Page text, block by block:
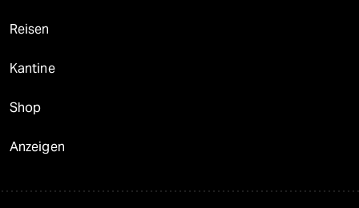
Reisen
Kantine
Shop
Anzeigen